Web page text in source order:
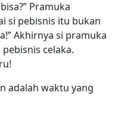
Pramuka
si pebisnis itu bukan
Akhirnya si pramuka
celaka.
adalah waktu yang